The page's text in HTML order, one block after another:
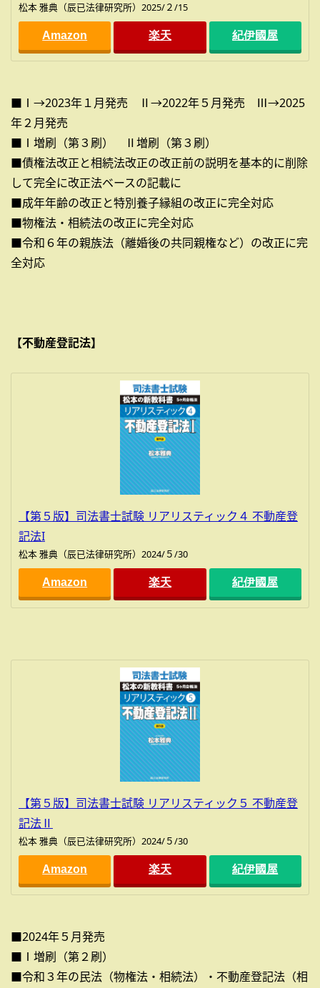
松本 雅典（辰已法律研究所）2025/２/15
Amazon 楽天 紀伊國屋
■Ⅰ→2023年１月発売 Ⅱ→2022年５月発売 Ⅲ→2025
年２月発売
■Ⅰ増刷（第３刷） Ⅱ増刷（第３刷）
■債権法改正と相続法改正の改正前の説明を基本的に削除
して完全に改正法ベースの記載に
■成年年齢の改正と特別養子縁組の改正に完全対応
■物権法・相続法の改正に完全対応
■令和６年の親族法（離婚後の共同親権など）の改正に完
全対応
【不動産登記法】
【第５版】司法書士試験 リアリスティック４ 不動産登
記法I
松本 雅典（辰已法律研究所）2024/５/30
Amazon 楽天 紀伊國屋
【第５版】司法書士試験 リアリスティック５ 不動産登
記法Ⅱ
松本 雅典（辰已法律研究所）2024/５/30
Amazon 楽天 紀伊國屋
■2024年５月発売
■Ⅰ増刷（第２刷）
■令和３年の民法（物権法・相続法）・不動産登記法（相